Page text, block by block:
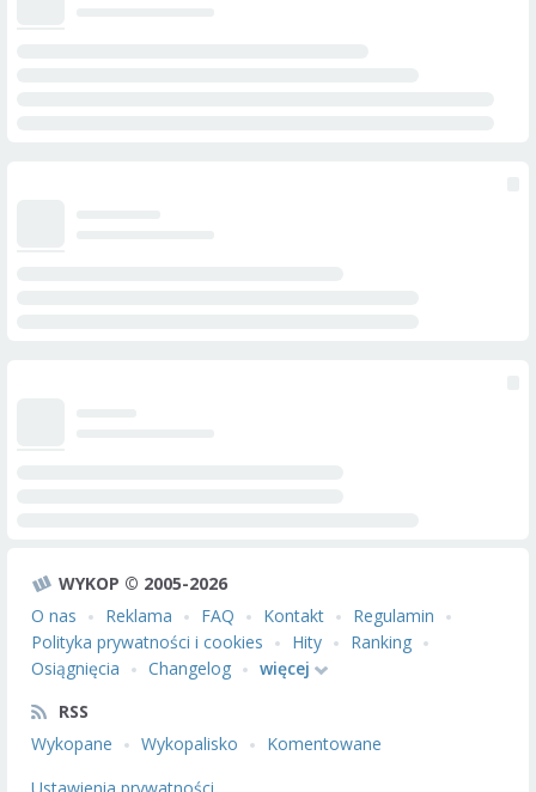
WYKOP © 2005-2026
O nas
Reklama FAQ Kontakt
Regulamin
Polityka prywatności i cookies
Hity
Ranking
Osiągnięcia
Changelog
więcej
RSS
Wykopane
Wykopalisko
Komentowane